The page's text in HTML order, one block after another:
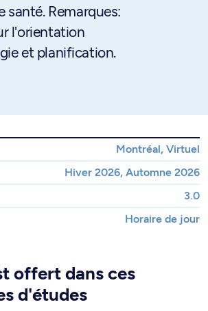
santé. Remarques:
l'orientation
et planification.
Montréal, Virtuel
Hiver 2026, Automne 2026
3.0
Horaire de jour
offert dans ces
d'études